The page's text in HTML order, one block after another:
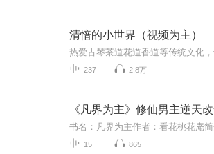
清愔的小世界（视频为主）
237 2.8万
《凡界为主》修仙男主逆天
15 865